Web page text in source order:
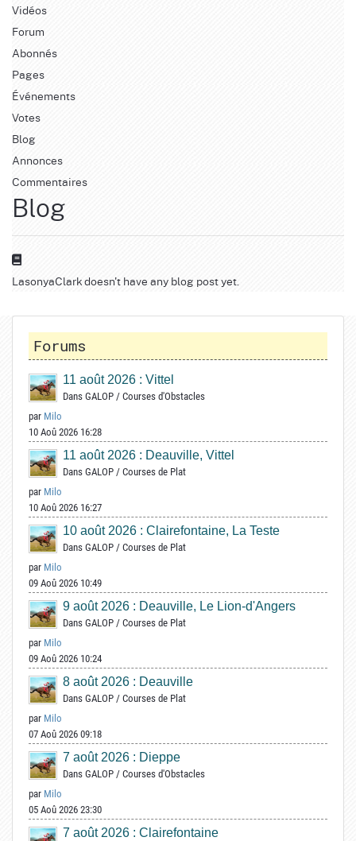
Vidéos
Forum
Abonnés
Pages
Événements
Votes
Blog
Annonces
Commentaires
Blog
LasonyaClark doesn't have any blog post yet.
Forums
11 août 2026 : Vittel
Dans GALOP / Courses d'Obstacles
par Milo
10 Aoû 2026 16:28
11 août 2026 : Deauville, Vittel
Dans GALOP / Courses de Plat
par Milo
10 Aoû 2026 16:27
10 août 2026 : Clairefontaine, La Teste
Dans GALOP / Courses de Plat
par Milo
09 Aoû 2026 10:49
9 août 2026 : Deauville, Le Lion-d'Angers
Dans GALOP / Courses de Plat
par Milo
09 Aoû 2026 10:24
8 août 2026 : Deauville
Dans GALOP / Courses de Plat
par Milo
07 Aoû 2026 09:18
7 août 2026 : Dieppe
Dans GALOP / Courses d'Obstacles
par Milo
05 Aoû 2026 23:30
7 août 2026 : Clairefontaine